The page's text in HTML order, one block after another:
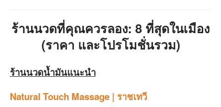
ร้านนวดที่คุณควรลอง: 8 ที่สุดในเมือง
(ราคา และโปรโมชั่นรวม)
ร้านนวดนํ้ามันแนะนำ
Natural Touch Massage | ราชเทวี